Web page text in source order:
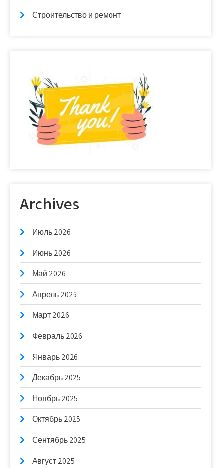
Строительство и ремонт
Archives
Июль 2026
Июнь 2026
Май 2026
Апрель 2026
Март 2026
Февраль 2026
Январь 2026
Декабрь 2025
Ноябрь 2025
Октябрь 2025
Сентябрь 2025
Август 2025